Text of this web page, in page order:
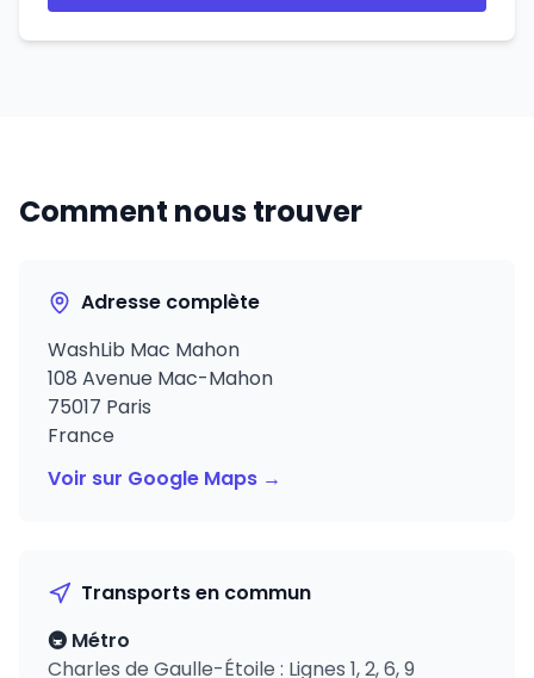
Comment nous trouver
Adresse complète
WashLib Mac Mahon
108 Avenue Mac-Mahon
75017 Paris
France
Voir sur Google Maps →
Transports en commun
🚇 Métro
Charles de Gaulle-Étoile : Lignes 1, 2, 6, 9